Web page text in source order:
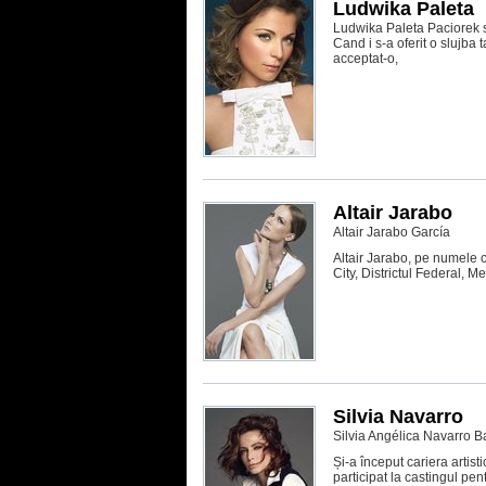
Ludwika Paleta
Ludwika Paleta
Cand i s-a oferit o slujba
acceptat-o,
Altair Jarabo
Altair Jarabo García
Altair Jarabo, pe numele
City, Districtul Federal,
Silvia Navarro
Silvia Angélica Navarro
Și-a început cariera
participat la castingul